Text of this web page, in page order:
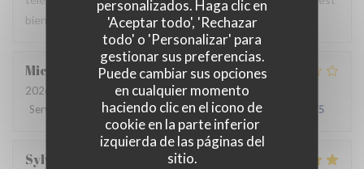
personalizados. Haga clic en
'Aceptar todo', 'Rechazar
todo' o 'Personalizar' para
gestionar sus preferencias.
Puede cambiar sus opciones
en cualquier momento
haciendo clic en el icono de
cookie en la parte inferior
izquierda de las páginas del
sitio.
bien passé. Merci
Micha
2026-06-26
- 22:30 - Invitados 2
Servicio
Ambiente: 3/5 Menú :2 /5 Calidad / Precio /5
Sylvie